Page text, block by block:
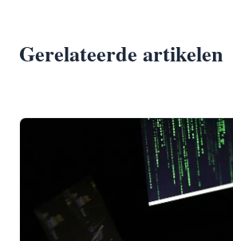
Gerelateerde artikelen